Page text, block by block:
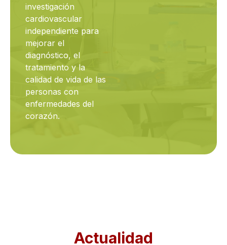
investigación
cardiovascular
independiente para
mejorar el
diagnóstico, el
tratamiento y la
calidad de vida de las
personas con
enfermedades del
corazón.
Actualidad